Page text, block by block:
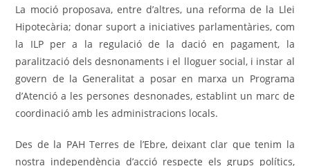
La moció proposava, entre d’altres, una reforma de la Llei
Hipotecària; donar suport a iniciatives parlamentàries, com
la ILP per a la regulació de la dació en pagament, la
paralització dels desnonaments i el lloguer social, i instar al
govern de la Generalitat a posar en marxa un Programa
d’Atenció a les persones desnonades, establint un marc de
coordinació amb les administracions locals.
Des de la PAH Terres de l’Ebre, deixant clar que tenim la
nostra independència d’acció respecte els grups polítics,